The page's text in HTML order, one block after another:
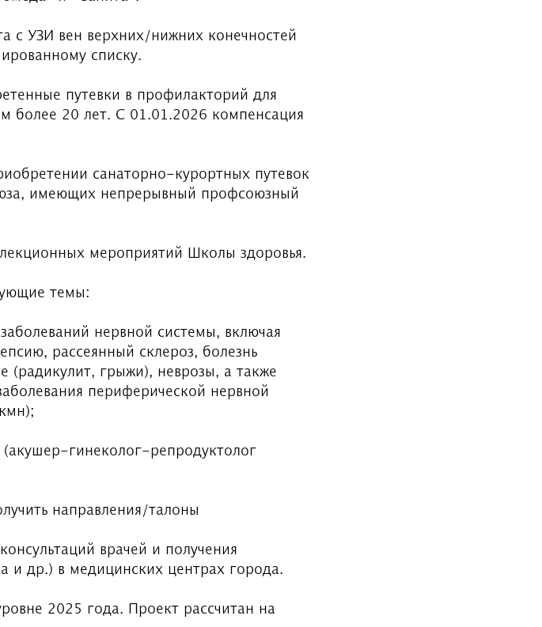
с УЗИ вен верхних/нижних конечностей
списку.
путевки в профилакторий для
более 20 лет. С 01.01.2026 компенсация
санаторно-курортных путевок
имеющих непрерывный профсоюзный
мероприятий Школы здоровья.
темы:
нервной системы, включая
рассеянный склероз, болезнь
(радикулит, грыжи), неврозы, а также
периферической нервной
гинеколог-репродуктолог
направления/талоны
врачей и получения
и др.) в медицинских центрах города.
2025 года. Проект рассчитан на